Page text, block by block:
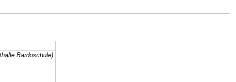
Bardoschule)